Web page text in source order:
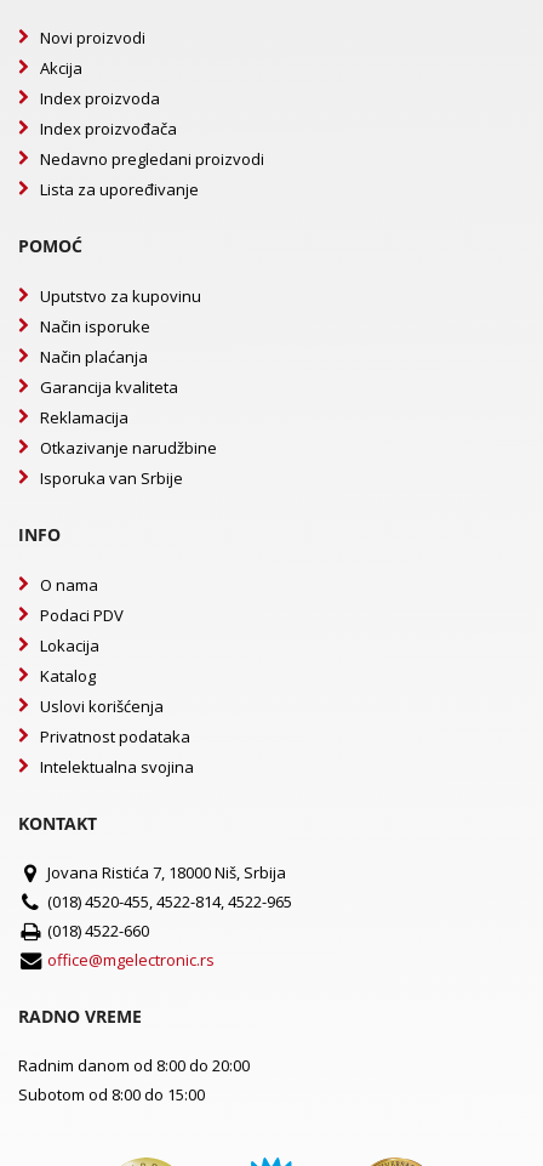
Novi proizvodi
Akcija
Index proizvoda
Index proizvođača
Nedavno pregledani proizvodi
Lista za upoređivanje
POMOĆ
Uputstvo za kupovinu
Način isporuke
Način plaćanja
Garancija kvaliteta
Reklamacija
Otkazivanje narudžbine
Isporuka van Srbije
INFO
O nama
Podaci PDV
Lokacija
Katalog
Uslovi korišćenja
Privatnost podataka
Intelektualna svojina
KONTAKT
Jovana Ristića 7, 18000 Niš, Srbija
(018) 4520-455, 4522-814, 4522-965
(018) 4522-660
office@mgelectronic.rs
RADNO VREME
Radnim danom od 8:00 do 20:00
Subotom od 8:00 do 15:00